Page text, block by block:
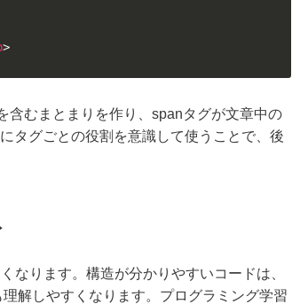
>
含むまとまりを作り、spanタグが文章中の
タグごとの役割を意識して使うことで、後
なります。構造が分かりやすいコードは、
解しやすくなります。プログラミング学習